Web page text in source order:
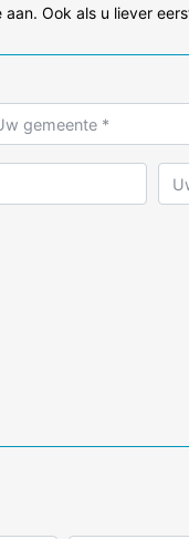
Ook als u liever